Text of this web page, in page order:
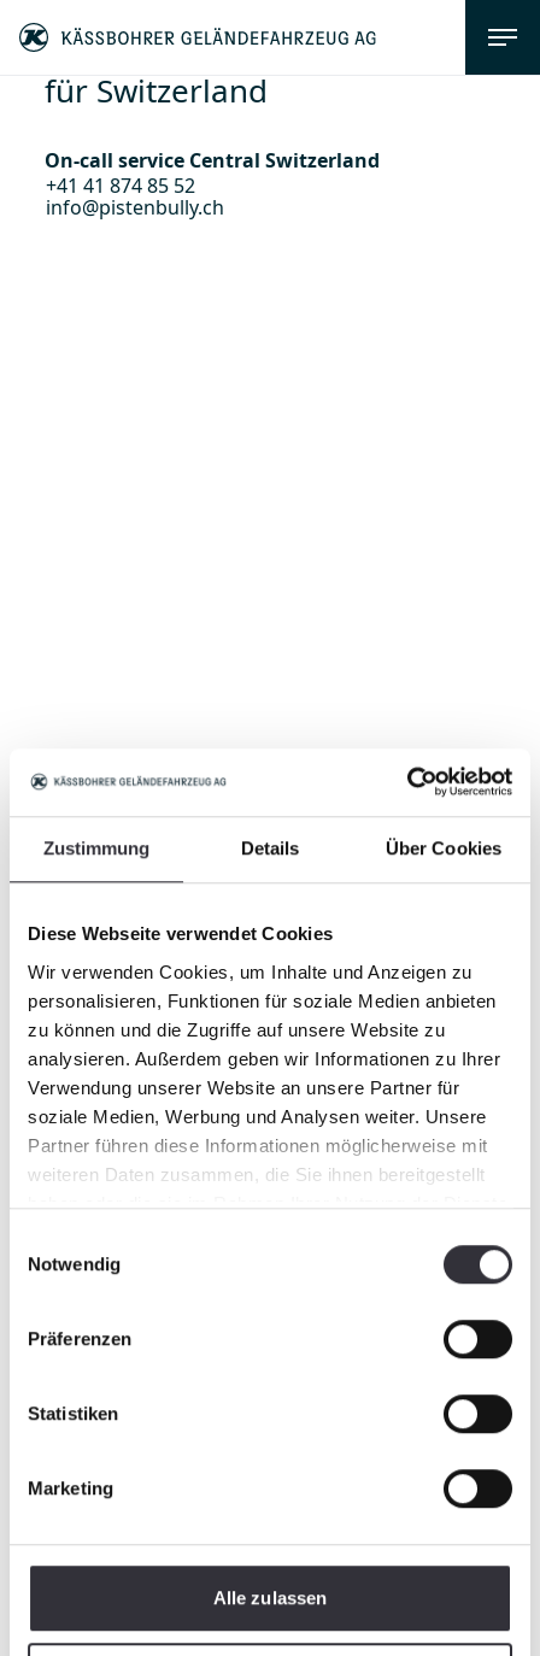
Zustimmung Details Über Cookies
Diese Webseite verwendet Cookies
Wir verwenden Cookies, um Inhalte und Anzeigen zu
personalisieren, Funktionen für soziale Medien anbieten
zu können und die Zugriffe auf unsere Website zu
analysieren. Außerdem geben wir Informationen zu Ihrer
Verwendung unserer Website an unsere Partner für
soziale Medien, Werbung und Analysen weiter. Unsere
Partner führen diese Informationen möglicherweise mit
weiteren Daten zusammen, die Sie ihnen bereitgestellt
haben oder die sie im Rahmen Ihrer Nutzung der Dienste
Notwendig
Präferenzen
Statistiken
Marketing
Alle zulassen
für Switzerland
On-call service Central Switzerland
+41 41 874 85 52
info@pistenbully.ch